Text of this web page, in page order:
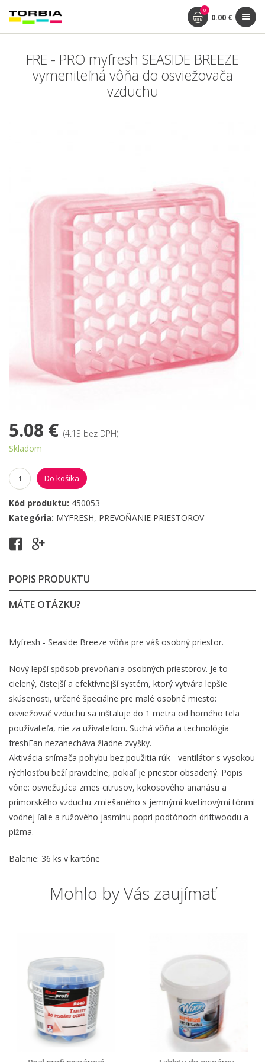
0
0.00 €
FRE - PRO myfresh SEASIDE BREEZE
vymeniteľná vôňa do osviežovača
vzduchu
5.08 € (4.13 bez DPH)
Skladom
Do košíka
Kód produktu: 450053
Kategória: MYFRESH, PREVOŇANIE PRIESTOROV
POPIS PRODUKTU
MÁTE OTÁZKU?
Myfresh - Seaside Breeze vôňa pre váš osobný priestor.
Nový lepší spôsob prevoňania osobných priestorov. Je to
cielený, čistejší a efektívnejší systém, ktorý vytvára lepšie
skúsenosti, určené špeciálne pre malé osobné miesto:
osviežovač vzduchu sa inštaluje do 1 metra od horného tela
používateľa, nie za užívateľom. Suchá vôňa a technológia
freshFan nezanecháva žiadne zvyšky.
Aktivácia snímača pohybu bez použitia rúk - ventilátor s vysokou
rýchlosťou beží pravidelne, pokiaľ je priestor obsadený. Popis
vône: osviežujúca zmes citrusov, kokosového ananásu a
prímorského vzduchu zmiešaného s jemnými kvetinovými tónmi
vodnej ľalie a ružového jasmínu popri podtónoch driftwoodu a
pižma.
Balenie: 36 ks v kartóne
Mohlo by Vás zaujímať